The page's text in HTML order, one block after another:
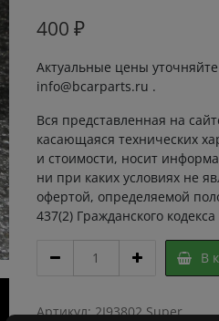
400 ₽
Актуальные цены
info@bcarparts.ru .
Вся представленная на
касающаяся технических
и стоимости, носит
ни при каких условиях не
офертой, определяемой
437(2) Гражданского
4953.3
quantity
В
Артикул:2I93802 Super